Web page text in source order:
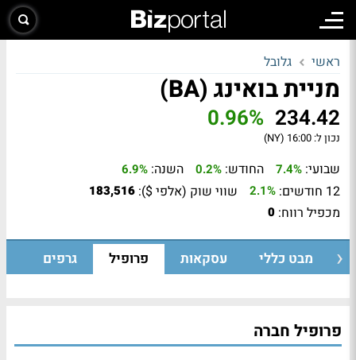
ראשי גלובל
מניית בואינג (BA)
234.42
0.96%
נכון ל: 16:00 (NY)
שבועי: 7.4% החודש: 0.2% השנה: 6.9%
12 חודשים: 2.1% שווי שוק (אלפי $): 183,516
מכפיל רווח: 0
מבט כללי עסקאות פרופיל גרפים
פרופיל חברה